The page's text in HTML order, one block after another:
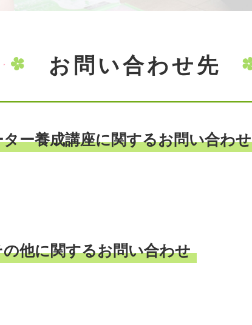
お問い合わせ先
ー養成講座に関するお問い合わせ
他に関するお問い合わせ